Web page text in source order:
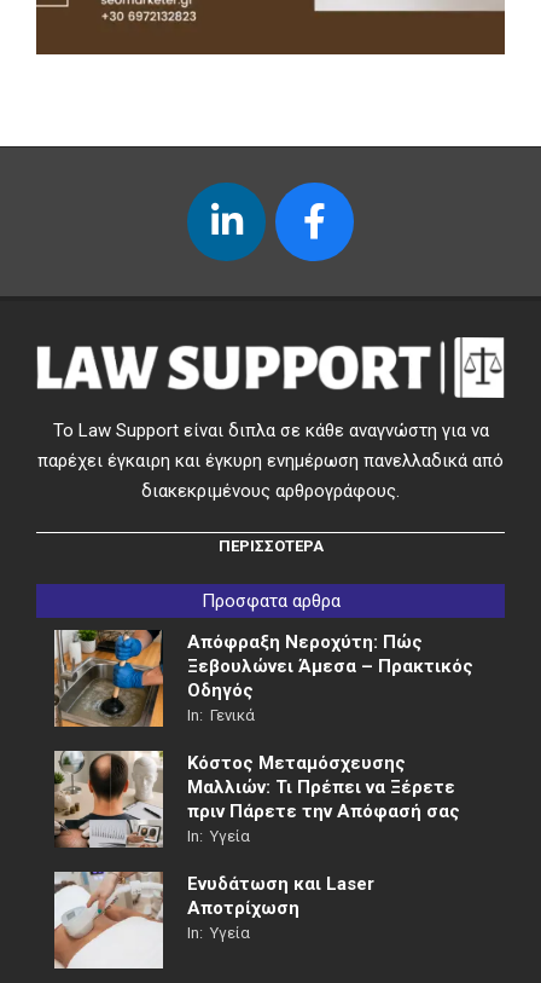
Το Law Support είναι διπλα σε κάθε αναγνώστη για να
παρέχει έγκαιρη και έγκυρη ενημέρωση πανελλαδικά από
διακεκριμένους αρθρογράφους.
ΠΕΡΙΣΣΟΤΕΡΑ
Προσφατα αρθρα
Απόφραξη Νεροχύτη: Πώς
Ξεβουλώνει Άμεσα – Πρακτικός
Οδηγός
In: Γενικά
Κόστος Μεταμόσχευσης
Μαλλιών: Τι Πρέπει να Ξέρετε
πριν Πάρετε την Απόφασή σας
In: Υγεία
Ενυδάτωση και Laser
Αποτρίχωση
In: Υγεία